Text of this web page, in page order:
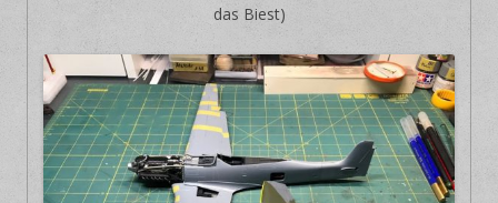
das Biest)